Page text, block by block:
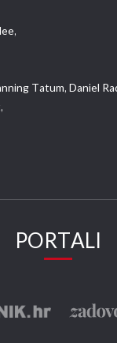
Tatum, Daniel
PORTALI